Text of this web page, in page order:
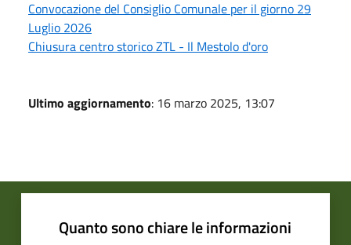
Convocazione del Consiglio Comunale per il giorno 29
Luglio 2026
Chiusura centro storico ZTL - Il Mestolo d'oro
Ultimo aggiornamento: 16 marzo 2025, 13:07
Quanto sono chiare le informazioni